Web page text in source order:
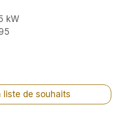
kW
liste de souhaits